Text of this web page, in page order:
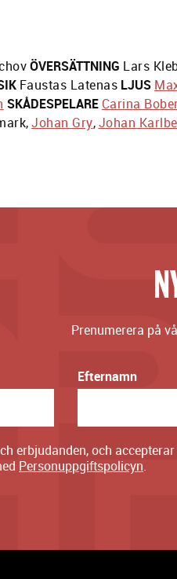
ÖVERSÄTTNING Lars
Faustas Latenas LJUS
SKÅDESPELARE Carina
,Johan Gry,Johan
Prenumerera på
Efternamn
erbjudanden, och
Personuppgiftspolicyn.